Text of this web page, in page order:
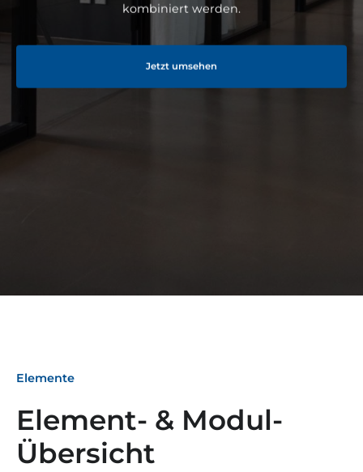
kombiniert werden.
Jetzt umsehen
Elemente
Element- & Modul-
Übersicht